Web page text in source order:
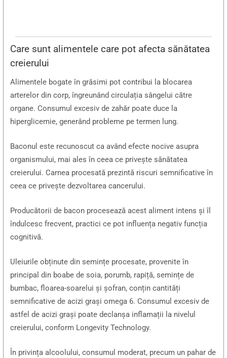
Care sunt alimentele care pot afecta sănătatea
creierului
Alimentele bogate în grăsimi pot contribui la blocarea
arterelor din corp, îngreunând circulația sângelui către
organe. Consumul excesiv de zahăr poate duce la
hiperglicemie, generând probleme pe termen lung.
Baconul este recunoscut ca având efecte nocive asupra
organismului, mai ales în ceea ce privește sănătatea
creierului. Carnea procesată prezintă riscuri semnificative în
ceea ce privește dezvoltarea cancerului.
Producătorii de bacon procesează acest aliment intens și îl
îndulcesc frecvent, practici ce pot influența negativ funcția
cognitivă.
Uleiurile obținute din semințe procesate, provenite în
principal din boabe de soia, porumb, rapiță, semințe de
bumbac, floarea-soarelui și șofran, conțin cantități
semnificative de acizi grași omega 6. Consumul excesiv de
astfel de acizi grași poate declanșa inflamații la nivelul
creierului, conform Longevity Technology.
În privința alcoolului, consumul moderat, precum un pahar de